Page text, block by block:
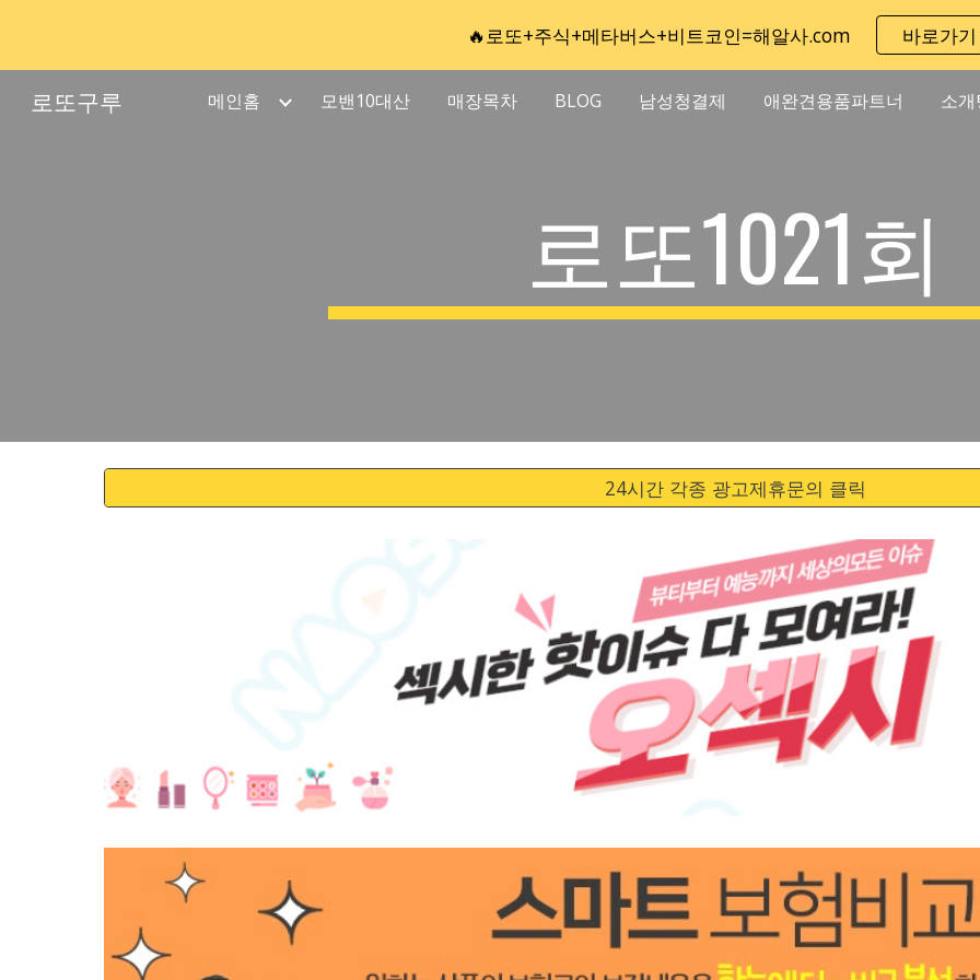
Skip to main content Skip to
🔥로또+주식+메타버스+비트코인=해알사.com 바로가기
로또구루 메인홈 모밴10대산 매장목차 BLOG 남성청결제 애완견용품파트너 소
로또1021회
24시간 각종 광고제휴문의 클릭